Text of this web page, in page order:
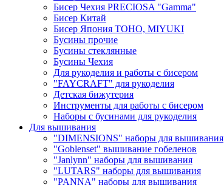
Бисер Чехия PRECIOSA "Gamma"
Бисер Китай
Бисер Япония TOHO, MIYUKI
Бусины прочие
Бусины стеклянные
Бусины Чехия
Для рукоделия и работы с бисером
"FAYCRAFT" для рукоделия
Детская бижутерия
Инструменты для работы с бисером
Наборы с бусинами для рукоделия
Для вышивания
"DIMENSIONS" наборы для вышивания
"Goblenset" вышивание гобеленов
"Janlynn" наборы для вышивания
"LUTARS" наборы для вышивания
"PANNA" наборы для вышивания